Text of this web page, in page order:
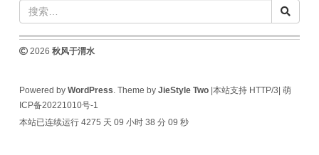
2026 秋风于渭水
Powered by WordPress. Theme by JieStyle Two|本站支持 HTTP/3| 萌
ICP备20221010号-1
本站已连续运行 4275 天 09 小时 38 分 09 秒